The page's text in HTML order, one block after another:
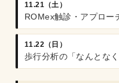
11.21（土）
ROMex触診・アプロー
11.22（日）
歩行分析の「なんとな